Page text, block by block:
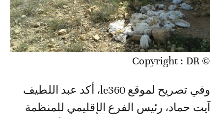
© Copyright : DR
وفي تصريح لموقع le360، أكد عبد اللطيف
آيت حماد، رئيس الفرع الإقليمي للمنظمة